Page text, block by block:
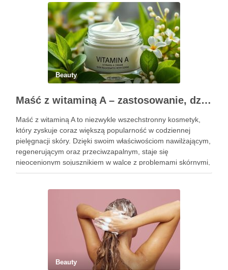
Beauty
Maść z witaminą A – zastosowanie, działanie i bezpieczeństwo stosowania
Maść z witaminą A to niezwykle wszechstronny kosmetyk,
który zyskuje coraz większą popularność w codziennej
pielęgnacji skóry. Dzięki swoim właściwościom nawilżającym,
regenerującym oraz przeciwzapalnym, staje się
nieocenionym sojusznikiem w walce z problemami skórnymi,
takimi jak zmarszczki, trądzik czy podrażnienia. Jej działanie
Beauty